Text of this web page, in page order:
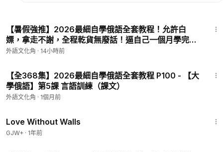
【暑假強推】2026最細自學俄語全套教程！允許白
嫖，拿走不謝，全程乾貨無廢話！逼自己一個月學完，
從0基礎小白到俄語大佬只要這套就夠了！ P1 - 大佬專
外語文化角 · 14小時前
【全368集】2026最細自學俄語全套教程 P100 - 【大
學俄語】第5課 言語訓練（課文）
外語文化角 · 1個月前
Love Without Walls
GJW+ · 1年前